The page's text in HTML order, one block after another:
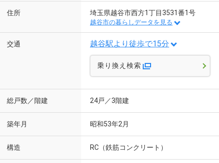
住所 埼玉県越谷市西方1丁目3531番1号
越谷市の暮らしデータを見る
交通 越谷駅より徒歩で15分
乗り換え検索
総戸数／階建 24戸／3階建
築年月 昭和53年2月
構造 RC（鉄筋コンクリート）